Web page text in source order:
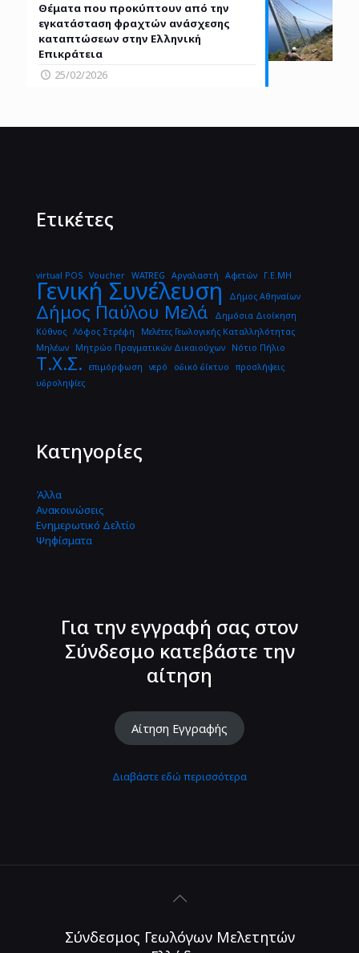
Θέματα που προκύπτουν από την
εγκατάσταση φραχτών ανάσχεσης
καταπτώσεων στην Ελληνική
Επικράτεια
25/02/2026
Ετικέτες
virtual POS Voucher WATREG Αργαλαστή Αφετών Γ.Ε.ΜΗ
Γενική Συνέλευση Δήμος Αθηναίων
Δήμος Παύλου Μελά
Δημόσια Διοίκηση
Κύθνος Λόφος Στρέφη
Μελέτες Γεωλογικής Καταλληλότητας
Μηλέων
Μητρώο Πραγματικών Δικαιούχων Νότιο Πήλιο
Τ.Χ.Σ. επιμόρφωση νερό οδικό δίκτυο
προσλήψεις
υδροληψίες
Κατηγορίες
Άλλα
Ανακοινώσεις
Ενημερωτικό Δελτίο
Ψηφίσματα
Για την εγγραφή σας στον
Σύνδεσμο κατεβάστε την
αίτηση
Αίτηση Εγγραφής
Διαβάστε εδώ περισσότερα
Σύνδεσμος Γεωλόγων Μελετητών